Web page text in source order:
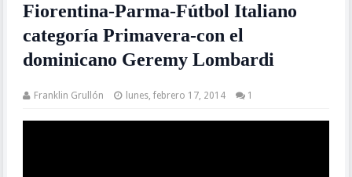
Fiorentina-Parma-Fútbol Italiano
categoría Primavera-con el
dominicano Geremy Lombardi
Franklin Grullón lunes, febrero 17, 2014 1